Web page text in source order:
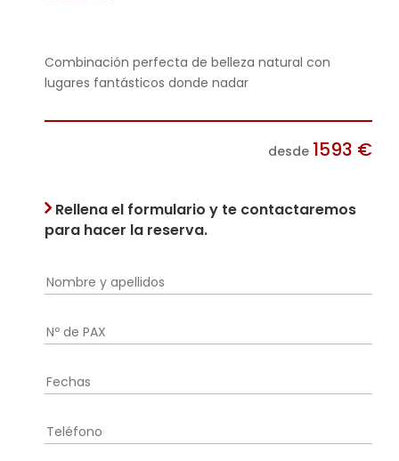
Combinación perfecta de belleza natural con
lugares fantásticos donde nadar
desde 1593 €
Rellena el formulario y te contactaremos
para hacer la reserva.